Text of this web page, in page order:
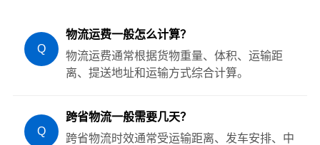
Q
物流运费一般怎么计算？
物流运费通常根据货物重量、体积、运输距
离、提送地址和运输方式综合计算。
Q
跨省物流一般需要几天？
跨省物流时效通常受运输距离、发车安排、中